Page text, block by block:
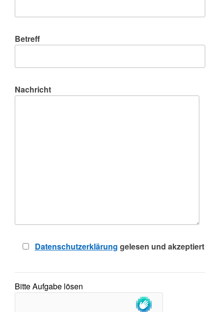
Betreff
Nachricht
Datenschutzerklärung gelesen und akzeptiert
Bitte Aufgabe lösen